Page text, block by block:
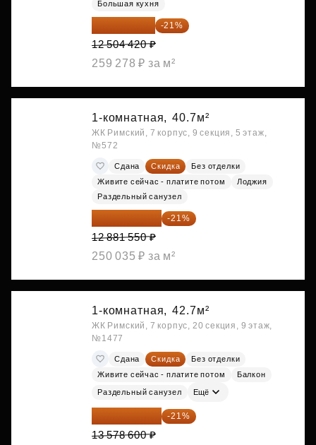
Большая кухня
-21%
12 504 420 ₽
259 278 ₽ за м²
1-комнатная, 40.7м²
ЖК Римский, 7 корпус, 9 секция, 5 этаж,
№572
Сдана Скидка
Без отделки
Живите сейчас - платите потом
Лоджия
Раздельный санузел
10 176 425 ₽ -21%
12 881 550 ₽
250 035 ₽ за м²
1-комнатная, 42.7м²
ЖК Римский, 7 корпус, 20 секция, 9 этаж,
№1477
Сдана Скидка
Без отделки
Живите сейчас - платите потом
Балкон
Раздельный санузел Ещё
10 727 094 ₽ -21%
13 578 600 ₽